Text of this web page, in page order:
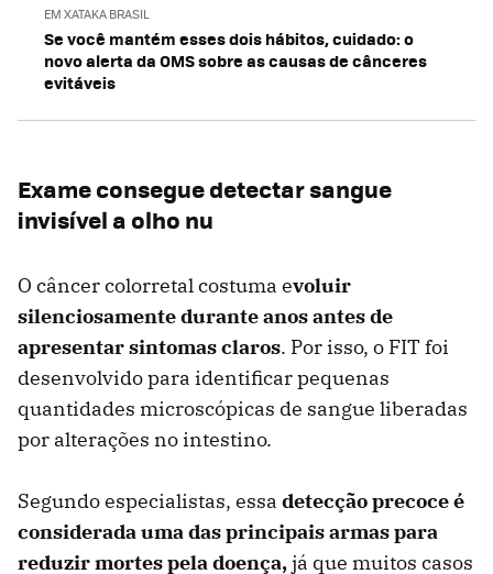
EM XATAKA BRASIL
Se você mantém esses dois hábitos, cuidado: o
novo alerta da OMS sobre as causas de cânceres
evitáveis
Exame consegue detectar sangue
invisível a olho nu
O câncer colorretal costuma evoluir
silenciosamente durante anos antes de
apresentar sintomas claros. Por isso, o FIT foi
desenvolvido para identificar pequenas
quantidades microscópicas de sangue liberadas
por alterações no intestino.
Segundo especialistas, essa detecção precoce é
considerada uma das principais armas para
reduzir mortes pela doença,já que muitos casos